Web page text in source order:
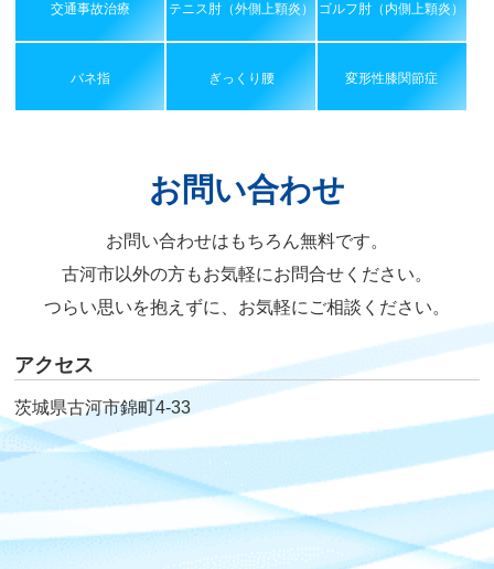
交通事故治療 テニス肘（外側上顆炎） ゴルフ肘（内側上顆炎）
バネ指 ぎっくり腰 変形性膝関節症
お問い合わせ
お問い合わせはもちろん無料です。
古河市以外の方もお気軽にお問合せください。
つらい思いを抱えずに、お気軽にご相談ください。
アクセス
茨城県古河市錦町4-33